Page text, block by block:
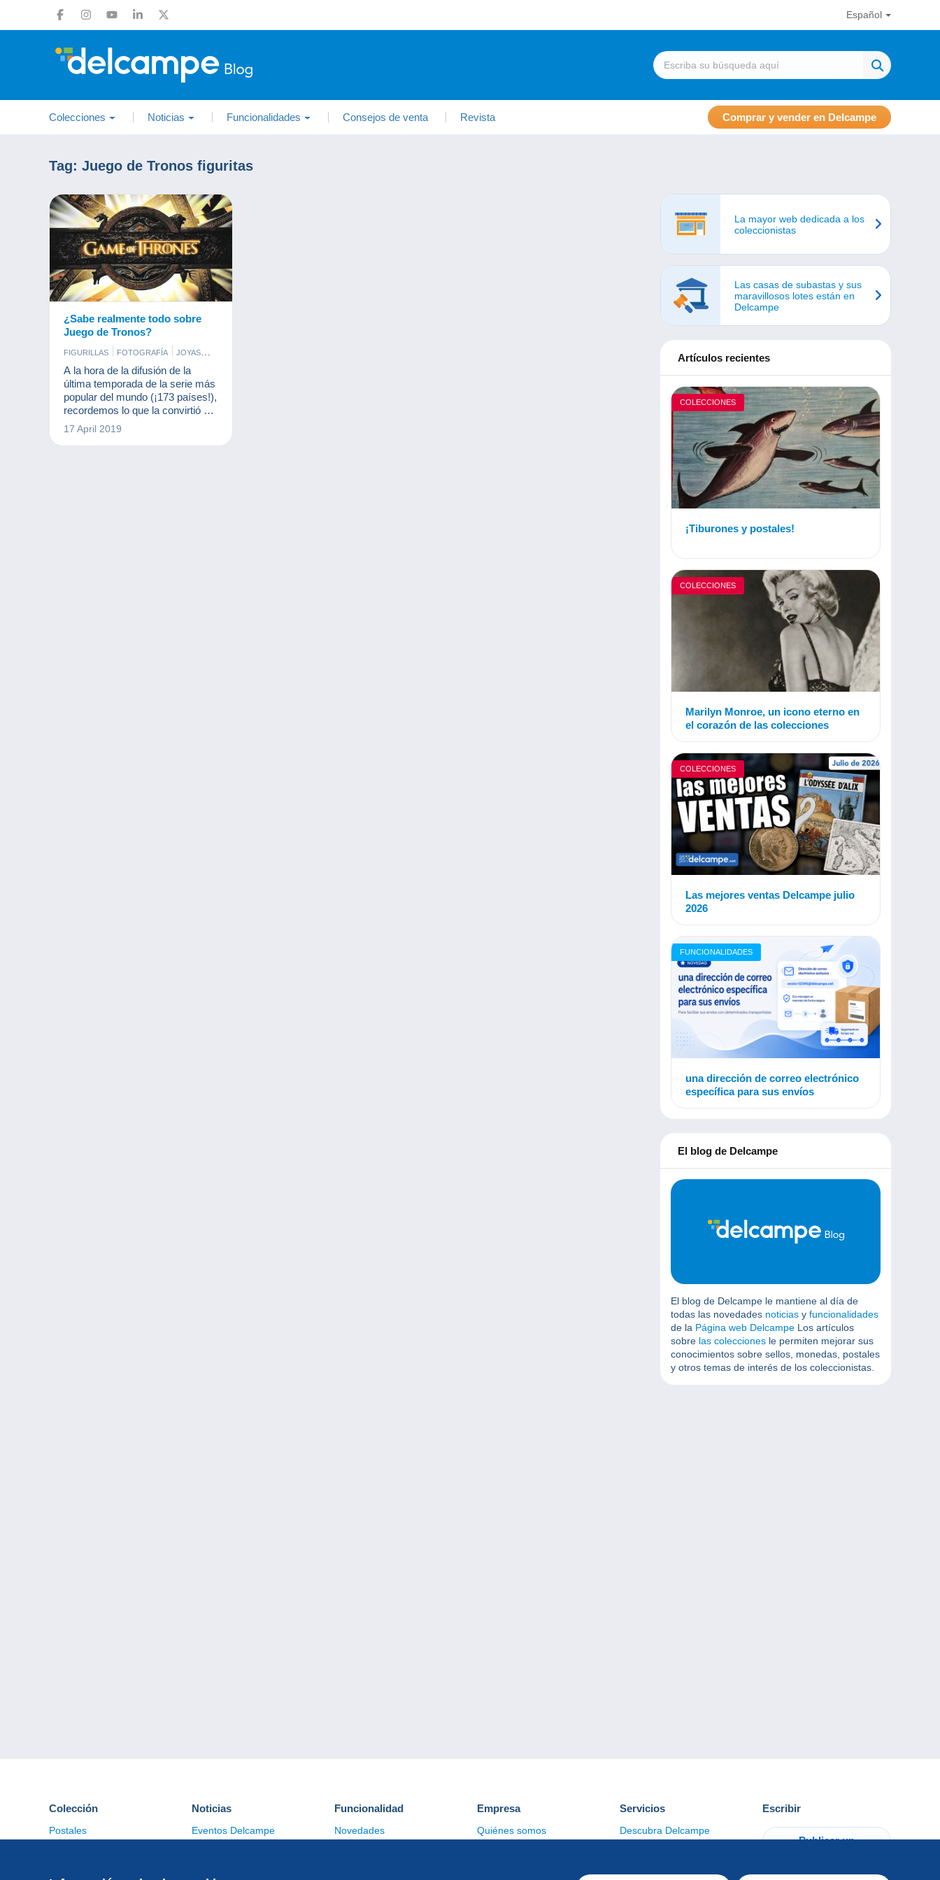
Español
Colecciones Noticias Funcionalidades Consejos de venta Revista Comprar y vender en Delcampe
Tag: Juego de Tronos figuritas
¿Sabe realmente todo sobre
Juego de Tronos?
FIGURILLAS FOTOGRAFÍA
JOYAS
MONEDAS & BILLETES
SELLOS
A la hora de la difusión de la
última temporada de la serie más
popular del mundo (¡173 países!),
recordemos lo que la convirtió en
un éxito.
17 April 2019
La mayor web dedicada a los
coleccionistas
Las casas de subastas y sus
maravillosos lotes están en
Delcampe
Artículos recientes
COLECCIONES
¡Tiburones y postales!
COLECCIONES
Marilyn Monroe, un icono eterno en
el corazón de las colecciones
COLECCIONES
Las mejores ventas Delcampe julio
2026
FUNCIONALIDADES
una dirección de correo electrónico
específica para sus envíos
El blog de Delcampe
El blog de Delcampe le mantiene al día de
todas las novedades noticias y funcionalidades
de la Página web Delcampe Los artículos
sobre las colecciones le permiten mejorar sus
conocimientos sobre sellos, monedas, postales
y otros temas de interés de los coleccionistas.
Colección
Postales
Noticias
Eventos Delcampe
Funcionalidad
Novedades
Empresa
Quiénes somos
Servicios
Descubra Delcampe
Escribir
Publicar un